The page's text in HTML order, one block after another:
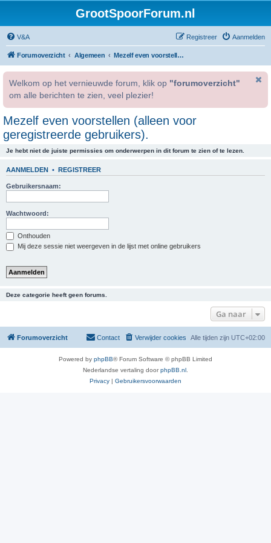
GrootSpoorForum.nl
V&A Aanmelden
Registreer
Forumoverzicht Algemeen Mezelf even voorstellen (alleen voor geregistreerde gebruikers).
Welkom op het vernieuwde forum, klik op "forumoverzicht"
om alle berichten te zien, veel plezier!
Mezelf even voorstellen (alleen voor
geregistreerde gebruikers).
Je hebt niet de juiste permissies om onderwerpen in dit forum te zien of te lezen.
AANMELDEN • REGISTREER
Gebruikersnaam:
Wachtwoord:
Onthouden
Mij deze sessie niet weergeven in de lijst met online gebruikers
Deze categorie heeft geen forums.
Ga naar
Forumoverzicht Alle tijden zijn UTC+02:00
Verwijder cookies
Contact
Powered by phpBB® Forum Software © phpBB Limited
Nederlandse vertaling doorphpBB.nl
Privacy | Gebruikersvoorwaarden